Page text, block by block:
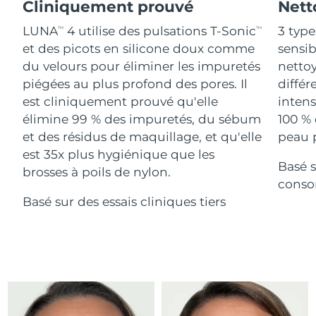
Cliniquement prouvé
LUNATM 4 utilise des pulsations T-SonicTM
et des picots en silicone doux comme
du velours pour éliminer les impuretés
piégées au plus profond des pores. Il
est cliniquement prouvé qu'elle
élimine 99 % des impuretés, du sébum
et des résidus de maquillage, et qu'elle
est 35x plus hygiénique que les
brosses à poils de nylon.
Basé sur des essais cliniques tiers
3
100
peau
Basé
For healthy hair
18% PAP
Acheter tout
FOREO APP
À PROPROS
Israël
Italie Livraison estimée 8/9/26
Japon Livraison estimée 8/12/26
Jersey Livraison estimée8/14/26
Kazakhstan Livraison estimée
8/9/26
Lituanie Livraison estimée8/9/26